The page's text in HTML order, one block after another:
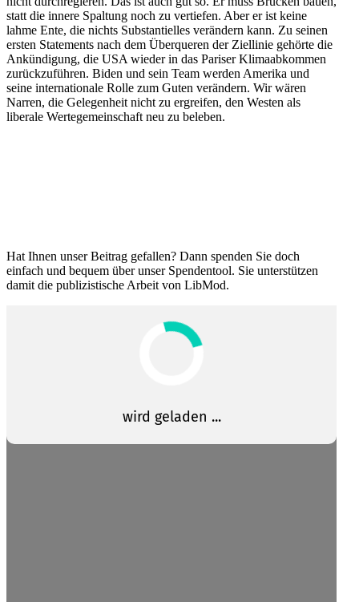
statt die innere Spaltung noch zu vertiefen. Aber er ist keine
lahme Ente, die nichts Substan­ti­elles verändern kann. Zu seinen
ersten State­ments nach dem Überqueren der Ziellinie gehörte die
Ankün­digung, die USA wieder in das Pariser Klima­ab­kommen
zurück­zu­führen. Biden und sein Team werden Amerika und
seine inter­na­tionale Rolle zum Guten verändern. Wir wären
Narren, die Gelegenheit nicht zu ergreifen, den Westen als
liberale Werte­ge­mein­schaft neu zu beleben.
Hat Ihnen unser Beitrag gefallen? Dann spenden Sie doch
einfach und bequem über unser Spendentool. Sie unter­stützen
damit die publi­zis­tische Arbeit von LibMod.